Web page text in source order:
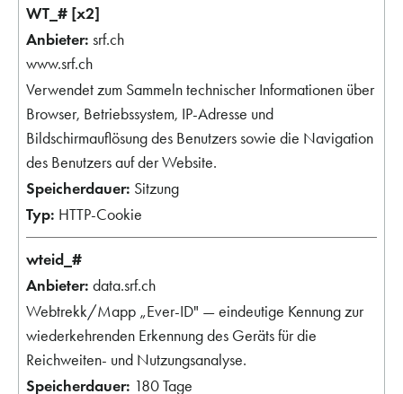
WT_# [x2]
srf.ch
www.srf.ch
Verwendet zum Sammeln technischer Informationen über
Browser, Betriebssystem, IP-Adresse und
Bildschirmauflösung des Benutzers sowie die Navigation
des Benutzers auf der Website.
Sitzung
HTTP-Cookie
wteid_#
data.srf.ch
Webtrekk/Mapp „Ever-ID" — eindeutige Kennung zur
wiederkehrenden Erkennung des Geräts für die
Reichweiten- und Nutzungsanalyse.
180 Tage